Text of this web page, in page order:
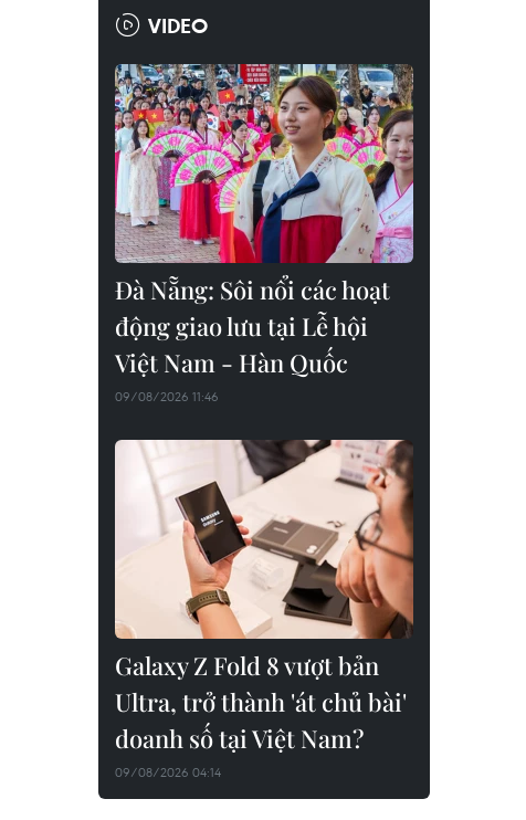
VIDEO
Đà Nẵng: Sôi nổi các hoạt
động giao lưu tại Lễ hội
Việt Nam - Hàn Quốc
09/08/2026 11:46
Galaxy Z Fold 8 vượt bản
Ultra, trở thành 'át chủ bài'
doanh số tại Việt Nam?
09/08/2026 04:14